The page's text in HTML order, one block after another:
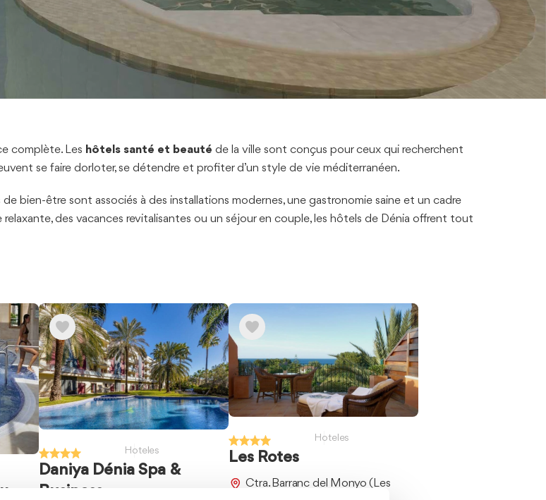
complète. Les hôtels santé et beauté de la ville sont conçus pour ceux qui recherchent
se faire dorloter, se détendre et profiter d’un style de vie méditerranéen.
bien-être sont associés à des installations modernes, une gastronomie saine et un cadre
des vacances revitalisantes ou un séjour en couple, les hôtels de Dénia offrent tout
Hoteles
Daniya Dénia Spa &
Business
Hoteles
Les Rotes
Ctra. Barranc del Monyo (Les